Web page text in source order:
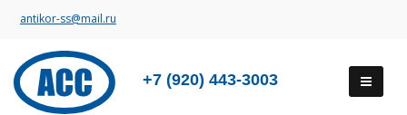
antikor-ss@mail.ru
+7 (920) 443-3003